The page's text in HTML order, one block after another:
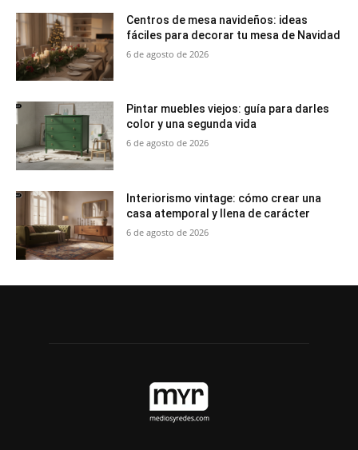
Centros de mesa navideños: ideas
fáciles para decorar tu mesa de Navidad
6 de agosto de 2026
Pintar muebles viejos: guía para darles
color y una segunda vida
6 de agosto de 2026
Interiorismo vintage: cómo crear una
casa atemporal y llena de carácter
6 de agosto de 2026